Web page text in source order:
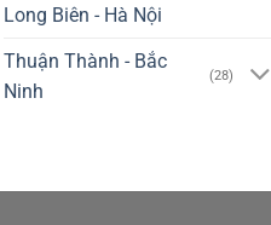
Long Biên - Hà Nội
Thuận Thành - Bắc
Ninh
(28)